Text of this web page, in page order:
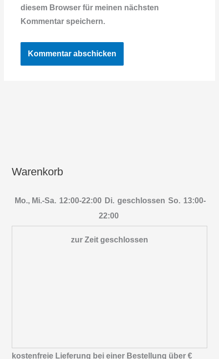
diesem Browser für meinen nächsten
Kommentar speichern.
Warenkorb
Mo., Mi.-Sa. 12:00-22:00 Di. geschlossen So. 13:00-
22:00
zur Zeit geschlossen
kostenfreie Lieferung bei einer Bestellung über €